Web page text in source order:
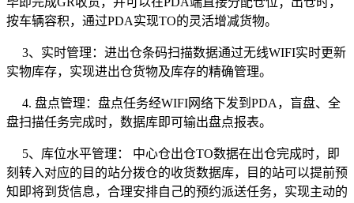
按车辆容积，通过PDA实现TO的灵活增减货物。
3、实时管理：进出仓条码扫描数据通过无线WIFI实时更新
实物库存，实现进出仓货物及库存的精确管理。
4. 盘点管理：盘点任务经WIFI网络下发到PDA，盲盘、全
盘扫描任务完成时，数据库即可输出盘点报表。
5、库位水平管理： 中心仓出仓TO数据在出仓完成时，即
刻转入对应的目的站分拨仓的收货数据库，目的站可以提前预
知即将到货信息，合理安排自己的预约派送任务，实现主动的